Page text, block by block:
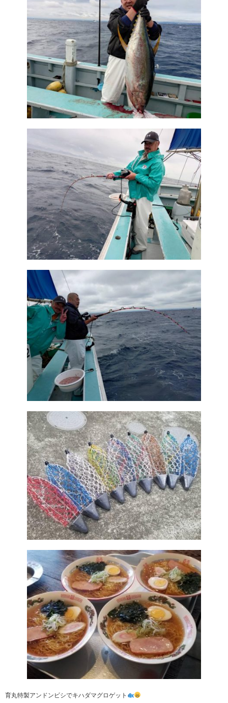
育丸特製アンドンビシでキハダマグロゲット